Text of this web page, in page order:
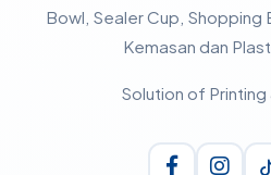
Bowl, Sealer Cup, Shopping
Kemasan dan
Solution of Printing